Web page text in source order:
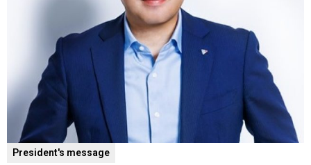
President's message